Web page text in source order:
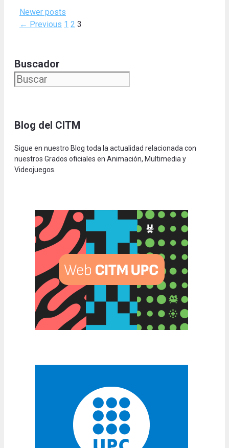
Newer posts
← Previous Page
1 Page
2 Page
3
Buscador
Blog del CITM
Sigue en nuestro Blog toda la actualidad relacionada con
nuestros Grados oficiales en Animación, Multimedia y
Videojuegos.